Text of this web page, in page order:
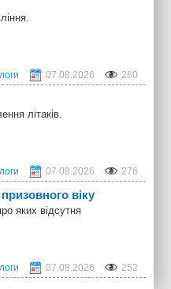
07.08.2026 260
літаків.
07.08.2026 276
віку
яких відсутня
07.08.2026 252